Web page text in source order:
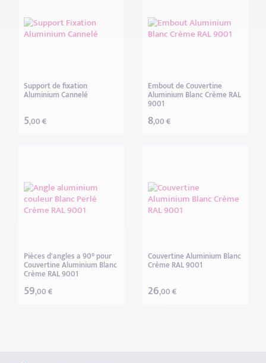
Support de fixation
Aluminium Cannelé
5,00 €
Embout de Couvertine
Aluminium Blanc Crème RAL
9001
8,00 €
Pièces d'angles a 90° pour
Couvertine Aluminium Blanc
Crème RAL 9001
59,00 €
Couvertine Aluminium Blanc
Crème RAL 9001
26,00 €